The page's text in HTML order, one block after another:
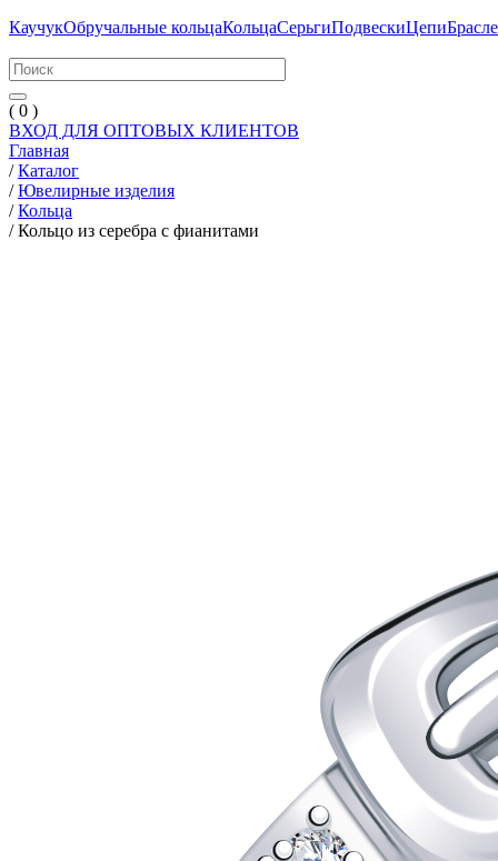
КаучукОбручальные кольцаКольцаСерьгиПодвескиЦепи
( 0 )
ВХОД ДЛЯ ОПТОВЫХ КЛИЕНТОВ
Главная
/ Каталог
/ Ювелирные изделия
/ Кольца
/ Кольцо из серебра с фианитами